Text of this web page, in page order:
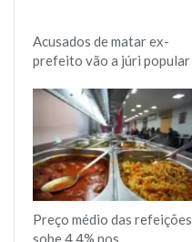
Acusados de matar ex-
prefeito vão a júri popular
Preço médio das refeições
sobe 4,4% nos